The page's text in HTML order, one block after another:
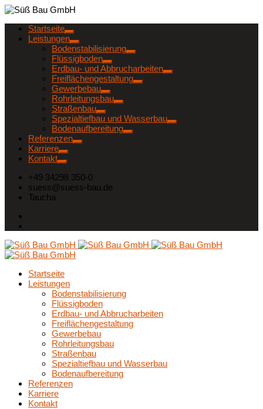
Startseite
Leistungen
Bodenstabilisierung
Flüssigboden
Erdbau- und Abbrucharbeiten
Freiflächengestaltung
Gewerbebau
Rohrleitungsbau
Straßenbau
Spezialtiefbau und Wasserbau
Bodenaufbereitung
Referenzen
Karriere
Kontakt
+49 34298 350-0
suess@suess-bau.de
Taucha
Startseite
Leistungen
Bodenstabilisierung
Flüssigboden
Erdbau- und Abbrucharbeiten
Freiflächengestaltung
Gewerbebau
Rohrleitungsbau
Straßenbau
Spezialtiefbau und Wasserbau
Bodenaufbereitung
Referenzen
Karriere
Kontakt